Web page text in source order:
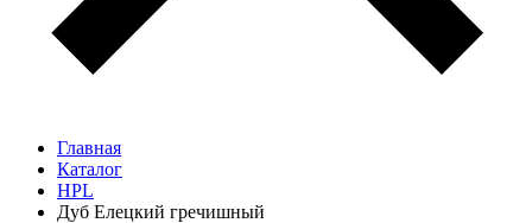
Главная
Каталог
HPL
Дуб Елецкий гречишный